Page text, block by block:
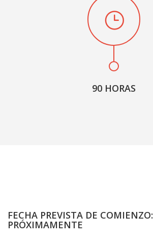
90 HORAS
FECHA PREVISTA DE COMIENZO:
PRÓXIMAMENTE